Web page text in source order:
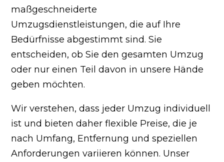
maßgeschneiderte
Umzugsdienstleistungen, die auf Ihre
Bedürfnisse abgestimmt sind. Sie
entscheiden, ob Sie den gesamten Umzug
oder nur einen Teil davon in unsere Hände
geben möchten.
Wir verstehen, dass jeder Umzug individuell
ist und bieten daher flexible Preise, die je
nach Umfang, Entfernung und speziellen
Anforderungen variieren können. Unser